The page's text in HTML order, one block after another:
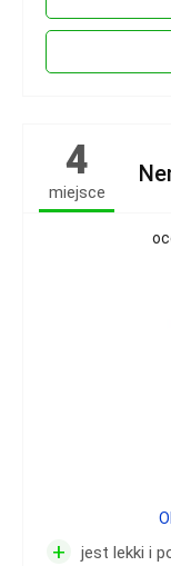
4
miejsce
+ jest lekki i